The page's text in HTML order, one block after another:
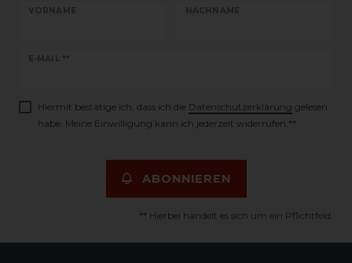
VORNAME NACHNAME
E-MAIL **
Newsletter
Hiermit bestätige ich, dass ich die Daten­schutz­erklärung gelesen
habe. Meine Einwilligung kann ich jederzeit widerrufen.**
ABONNIEREN
** Hierbei handelt es sich um ein Pflichtfeld.